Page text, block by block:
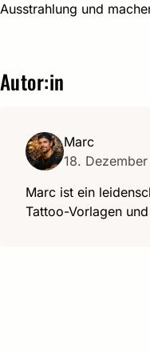
Ausstrahlung und
Autor:in
Marc
18.
Marc ist ein
Tattoo-Vorlagen